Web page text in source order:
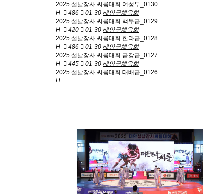
2025 설날장사 씨름대회 여성부_0130
H
486 01-30 태안군체육회
2025 설날장사 씨름대회 백두급_0129
H
420 01-30 태안군체육회
2025 설날장사 씨름대회 한라급_0128
H
486 01-30 태안군체육회
2025 설날장사 씨름대회 금강급_0127
H
445 01-30 태안군체육회
2025 설날장사 씨름대회 태배급_0126
H